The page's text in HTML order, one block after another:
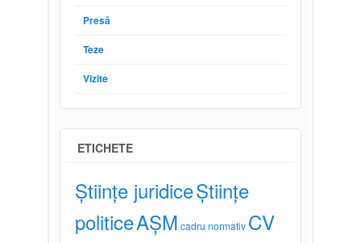
Presă
Teze
Vizite
ETICHETE
Științe juridiceȘtiințe
politiceAȘM cadru normativ CV